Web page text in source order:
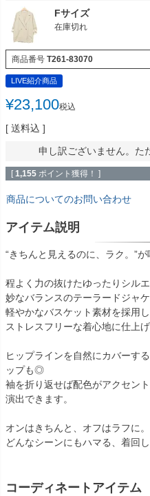
Fサイズ
在庫切れ
商品番号 T261-83070
LIVE紹介商品
¥23,100税込
送料込
申し訳ございません。た
[ 1,155 ポイント獲得！ ]
商品についてのお問い合わせ
アイテム説明
“きちんと見えるのに、ラク。”が
程よく力の抜けたゆったりシル
妙なバランスのテーラードジャケ
軽やかなバスケット素材を採用
ストレスフリーな着心地に仕上げ
ヒップラインを自然にカバーす
ップも◎
袖を折り返せば配色がアクセン
演出できます。
オンはきちんと、オフはラフに。
どんなシーンにもハマる、着回
コーディネートアイテム